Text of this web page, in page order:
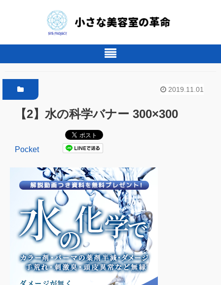
2019.11.01
【2】水の科学バナー 300×300
Pocket